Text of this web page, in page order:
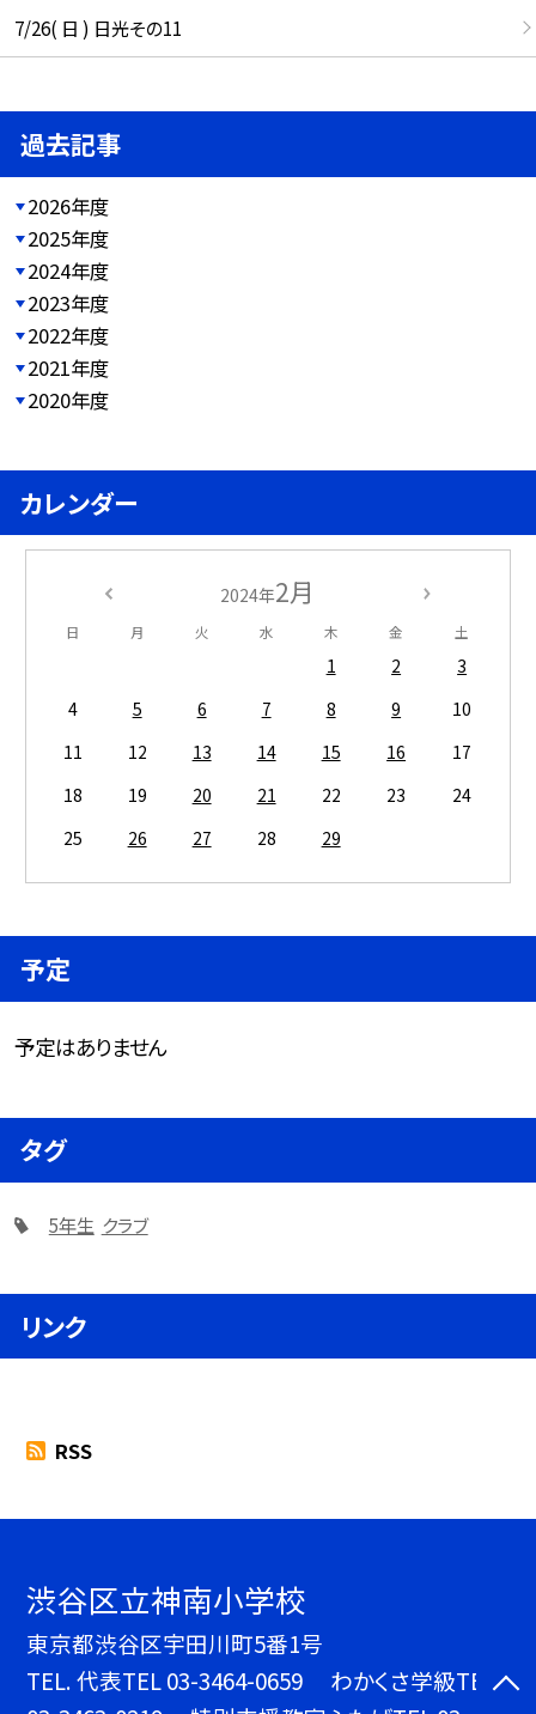
7/26( 日 ) 日光その11
過去記事
2026年度
2025年度
2024年度
2023年度
2022年度
2021年度
2020年度
カレンダー
2024年2月
日 月 火 水 木 金 土
1 2
3
4
5 6 7 8 9
10
11
12 13 14 15 16
17
18
19 20 21 22 23
24
25
26 27 28 29
予定
予定はありません
タグ
5年生 クラブ
リンク
RSS
渋谷区立神南小学校
東京都渋谷区宇田川町5番1号
TEL.代表TEL 03-3464-0659 わかくさ学級TEL